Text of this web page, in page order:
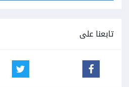
تابعنا على